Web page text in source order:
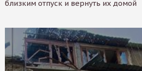
близким отпуск и вернуть их домой